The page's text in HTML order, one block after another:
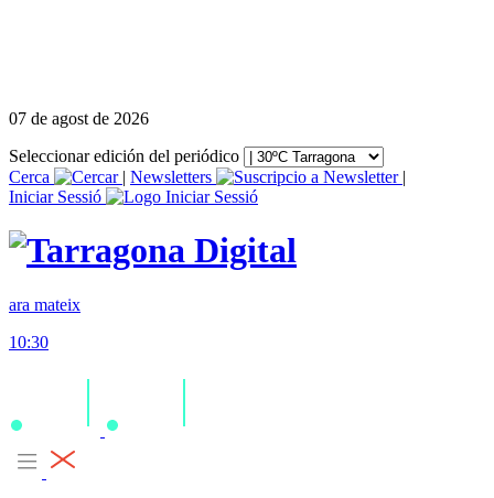
07 de agost de 2026
Seleccionar edición del periódico
Cerca
| Newsletters
|
Iniciar Sessió
ara mateix
10:30